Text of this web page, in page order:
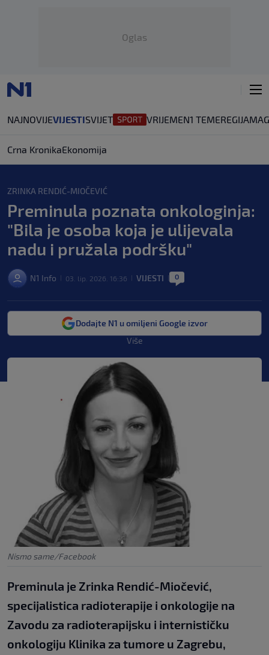
Oglas
NAJNOVIJEVIJESTISVIJET VRIJEMEN1 TEMEREGIJA
Crna KronikaEkonomija
ZRINKA RENDIĆ-MIOČEVIĆ
Preminula poznata onkologinja:
"Bila je osoba koja je ulijevala
nadu i pružala podršku"
N1 Info 03. lip. 2026. 16:36 VIJESTI 0
Dodajte N1 u omiljeni Google izvor
Više
Nismo same/Facebook
Preminula je Zrinka Rendić-Miočević,
specijalistica radioterapije i onkologije na
Zavodu za radioterapijsku i internističku
onkologiju Klinika za tumore u Zagrebu,